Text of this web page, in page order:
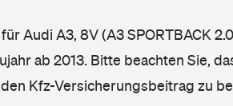
Audi A3, 8V (A3 SPORTBACK
ab 2013. Bitte beachten Sie,
Kfz-Versicherungsbeitrag zu